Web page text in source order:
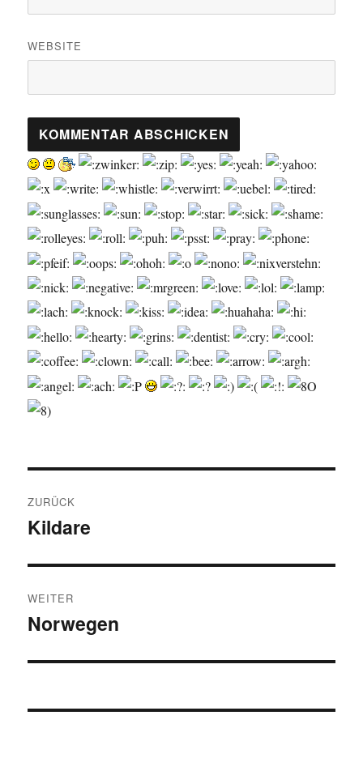
WEBSITE
ZURÜCK
Vorheriger
Kildare
WEITER
Nächster
Norwegen